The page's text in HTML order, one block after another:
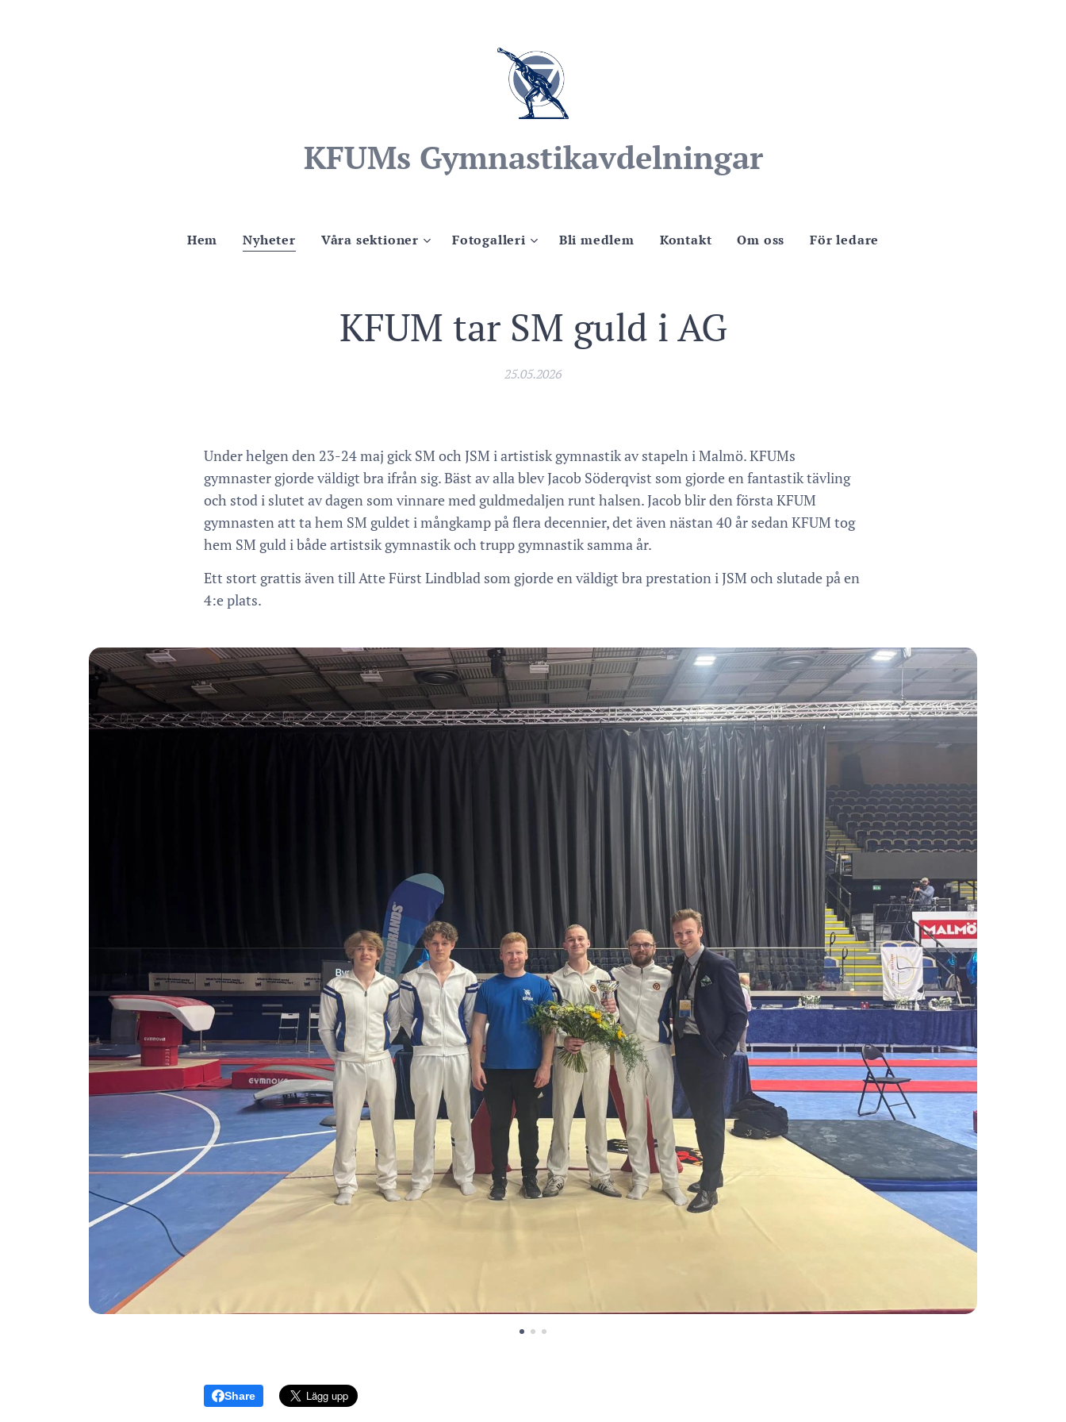
KFUMs Gymnastikavdelningar
Hem Nyheter Våra sektioner Fotogalleri Bli medlem Kontakt Om oss För ledare
KFUM tar SM guld i AG
25.05.2026
Under helgen den 23-24 maj gick SM och JSM i artistisk gymnastik av stapeln i Malmö. KFUMs
gymnaster gjorde väldigt bra ifrån sig. Bäst av alla blev Jacob Söderqvist som gjorde en fantastik tävling
och stod i slutet av dagen som vinnare med guldmedaljen runt halsen. Jacob blir den första KFUM
gymnasten att ta hem SM guldet i mångkamp på flera decennier, det även nästan 40 år sedan KFUM tog
hem SM guld i både artistsik gymnastik och trupp gymnastik samma år.
Ett stort grattis även till Atte Fürst Lindblad som gjorde en väldigt bra prestation i JSM och slutade på en
4:e plats.
Share